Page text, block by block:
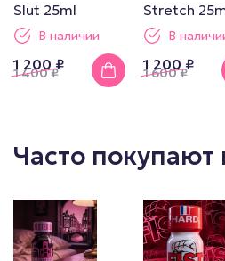
Slut 25ml
В наличии
1 200 ₽
1 400₽
Stretch
В
1 200 ₽
1 600₽
Часто покупают